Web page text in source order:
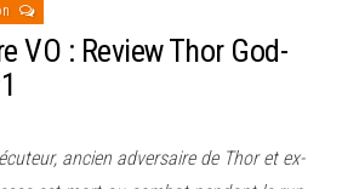
VO : Review Thor God-
ancien adversaire de Thor et ex-